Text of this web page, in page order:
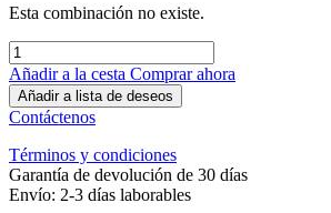
Esta combinación no existe.
Añadir a la cesta Comprar ahora
Añadir a lista de deseos
Contáctenos
Términos y condiciones
Garantía de devolución de 30 días
Envío: 2-3 días laborables